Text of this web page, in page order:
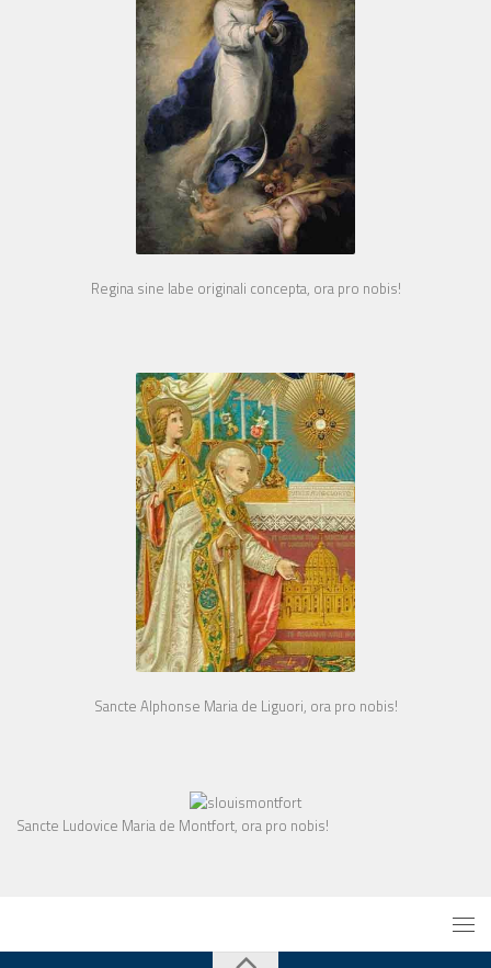
Regina sine labe originali concepta, ora pro nobis!
Sancte Alphonse Maria de Liguori, ora pro nobis!
Sancte Ludovice Maria de Montfort, ora pro nobis!